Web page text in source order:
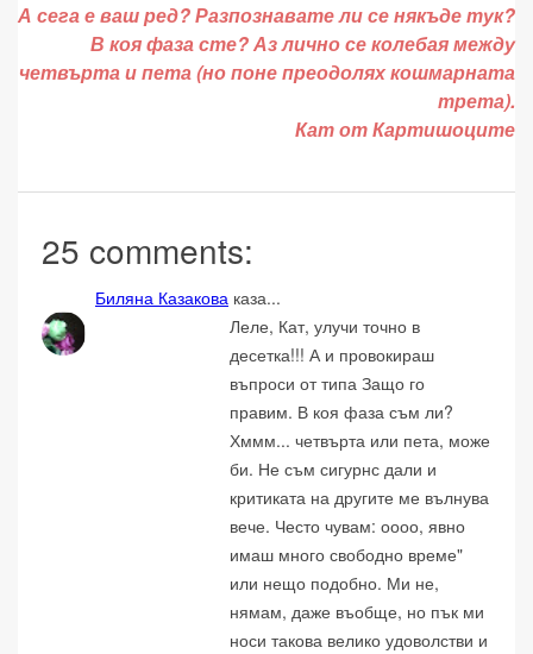
А сега е ваш ред? Разпознавате ли се някъде тук?
В коя фаза сте? Аз лично се колебая между
четвърта и пета (но поне преодолях кошмарната
трета).
Кат от Картишоците
25 comments:
Биляна Казакова каза...
Леле, Кат, улучи точно в
десетка!!! А и провокираш
въпроси от типа Защо го
правим. В коя фаза съм ли?
Хммм... четвърта или пета, може
би. Не съм сигурнс дали и
критиката на другите ме вълнува
вече. Често чувам: оооо, явно
имаш много свободно време"
или нещо подобно. Ми не,
нямам, даже въобще, но пък ми
носи такова велико удоволстви и